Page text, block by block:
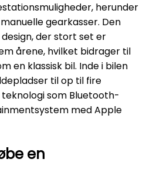
herunder
gearkasser. Den
der stort set er
årene, hvilket bidrager til
en klassisk bil. Inde i bilen
til op til fire
som Bluetooth-
med Apple
en